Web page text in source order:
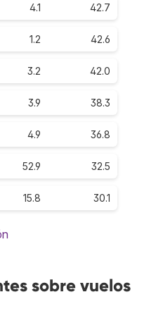
4.1 42.7
1.2 42.6
3.2 42.0
3.9 38.3
4.9 36.8
52.9 32.5
15.8 30.1
sobre vuelos